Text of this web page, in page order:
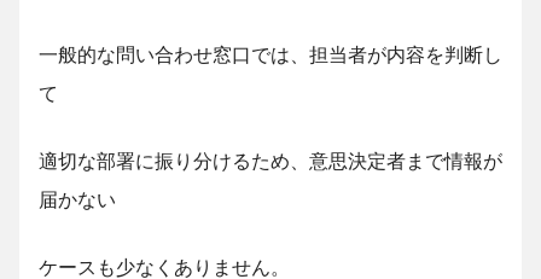
一般的な問い合わせ窓口では、担当者が内容を判断し
て
適切な部署に振り分けるため、意思決定者まで情報が
届かない
ケースも少なくありません。